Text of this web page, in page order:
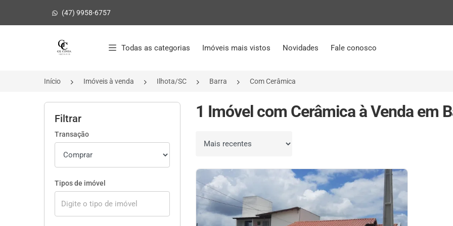
(47) 9958-6757
Página inicial
Todas as categorias Imóveis mais vistos Novidades Fale conosco
Início Imóveis à venda Ilhota/SC Barra Com Cerâmica
Filtrar
Transação
Tipos de imóvel
1 Imóvel com Cerâmica à Venda em
Ordenar por